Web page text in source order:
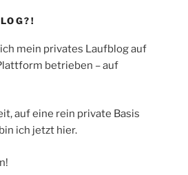
mein privates Laufblog auf
betrieben – auf
auf eine rein private Basis
ich jetzt hier.